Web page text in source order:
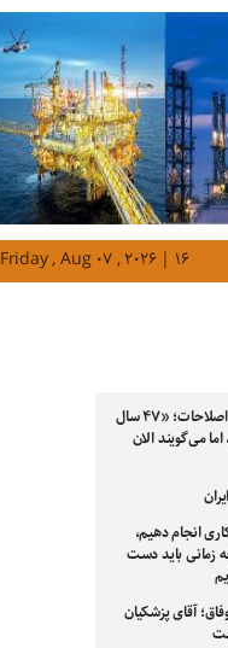
Friday , Aug ۰۷ , ۲۰۲۶ | ۱۶ مرداد ۱۴۰۵
واکنش پزشکیان به انتقادها از اصلاحات؛ «۴۷ سال
می‌گویند الان
انجام دهیم،
زمانی باید دست
آقای پزشکیان